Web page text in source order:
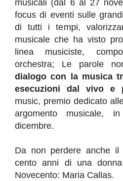
musicali (dal 6 al 27
focus di eventi sulle
di tutti i tempi,
musicale che ha visto
linea musiciste,
orchestra; Le parole
dialogo con la musica
esecuzioni dal vivo e
music, premio dedicato
argomento musicale,
dicembre.
Da non perdere anche il
cento anni di una
Novecento: Maria Callas.